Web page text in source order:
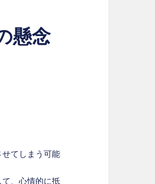
懸念
てしまう可能
、心情的に抵